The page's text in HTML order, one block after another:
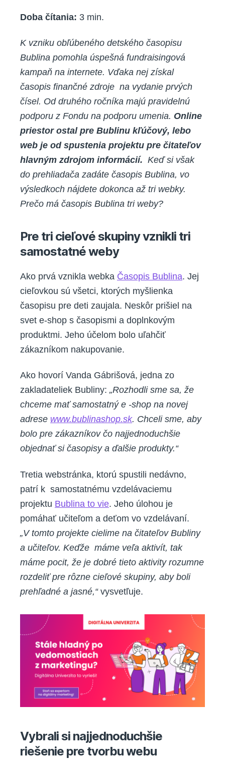
shop?
Doba čítania: 3 min.
K vzniku obľúbeného detského časopisu
Bublina pomohla úspešná fundraisingová
kampaň na internete. Vďaka nej získal
časopis finančné zdroje na vydanie prvých
čísel. Od druhého ročníka majú pravidelnú
podporu z Fondu na podporu umenia. Online
priestor ostal pre Bublinu kľúčový, lebo
web je od spustenia projektu pre čitateľov
hlavným zdrojom informácií. Keď si však
do prehliadača zadáte časopis Bublina, vo
výsledkoch nájdete dokonca až tri webky.
Prečo má časopis Bublina tri weby?
Pre tri cieľové skupiny vznikli tri
samostatné weby
Ako prvá vznikla webka Časopis Bublina. Jej
cieľovkou sú všetci, ktorých myšlienka
časopisu pre deti zaujala. Neskôr prišiel na
svet e-shop s časopismi a doplnkovým
produktmi. Jeho účelom bolo uľahčiť
zákazníkom nakupovanie.
Ako hovorí Vanda Gábrišová, jedna zo
zakladateliek Bubliny: „Rozhodli sme sa, že
chceme mať samostatný e -shop na novej
adrese www.bublinashop.sk. Chceli sme, aby
bolo pre zákazníkov čo najjednoduchšie
objednať si časopisy a ďalšie produkty.“
Tretia webstránka, ktorú spustili nedávno,
patrí k samostatnému vzdelávaciemu
projektu Bublina to vie. Jeho úlohou je
pomáhať učiteľom a deťom vo vzdelávaní.
„V tomto projekte cielime na čitateľov Bubliny
a učiteľov. Keďže máme veľa aktivít, tak
máme pocit, že je dobré tieto aktivity rozumne
rozdeliť pre rôzne cieľové skupiny, aby boli
prehľadné a jasné,“ vysvetľuje.
Vybrali si najjednoduchšie
riešenie pre tvorbu webu